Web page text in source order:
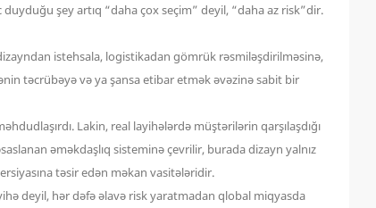
şey artıq “daha ​​çox seçim” deyil, “daha ​​az risk”dir.
istehsala, logistikadan gömrük rəsmiləşdirilməsinə,
təcrübəyə və ya şansa etibar etmək əvəzinə sabit bir
Lakin, real layihələrdə müştərilərin qarşılaşdığı
əməkdaşlıq sisteminə çevrilir, burada dizayn yalnız
təsir edən məkan vasitələridir.
deyil, hər dəfə əlavə risk yaratmadan qlobal miqyasda